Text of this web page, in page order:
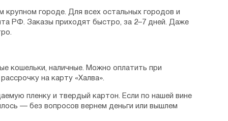
крупном городе. Для всех остальных городов и
РФ. Заказы приходят быстро, за 2–7 дней. Даже
кошельки, наличные. Можно оплатить при
на карту «Халва».
пленку и твердый картон. Если по нашей вине
— без вопросов вернем деньги или вышлем